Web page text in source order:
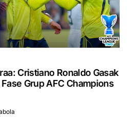
Cristiano Ronaldo Gasak
Grup AFC Champions